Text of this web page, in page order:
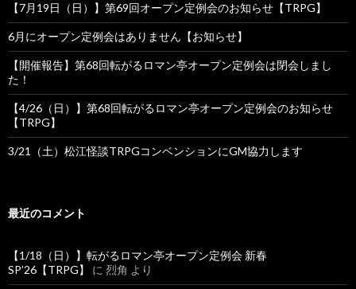
【7月19日（日）】第69回オープン定例会のお知らせ【TRPG】
6月にオープン定例会はありません【お知らせ】
【開催報告】第68回転がるロマン亭オープン定例会は閉会しまし
た！
【4/26（日）】第68回転がるロマン亭オープン定例会のお知らせ
【TRPG】
3/21（土）松江怪談TRPGコンベンションにGM協力します
最近のコメント
【1/18（日）】転がるロマン亭オープン定例会 新春
SP’26【TRPG】
に 烈角 より